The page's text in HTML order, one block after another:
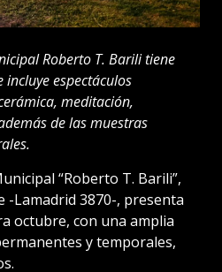
Roberto T. Barili tiene
espectáculos
meditación,
de las muestras
“Roberto T. Barili”,
-Lamadrid 3870-, presenta
octubre, con una amplia
y temporales,